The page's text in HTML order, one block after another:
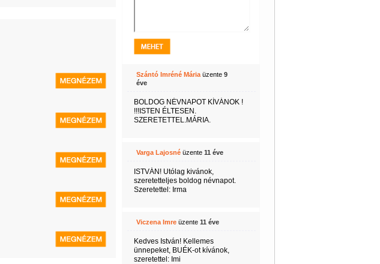
Szántó Imréné Máriaüzente 9
éve
BOLDOG NÉVNAPOT KÍVÁNOK !
!!!ISTEN ÉLTESEN.
SZERETETTEL.MÁRIA.
Varga Lajosnéüzente 11 éve
ISTVÁN! Utólag kivánok,
szeretetteljes boldog névnapot.
Szeretettel: Irma
Viczena Imreüzente 11 éve
Kedves István! Kellemes
ünnepeket, BUÉK-ot kívánok,
szeretettel: Imi